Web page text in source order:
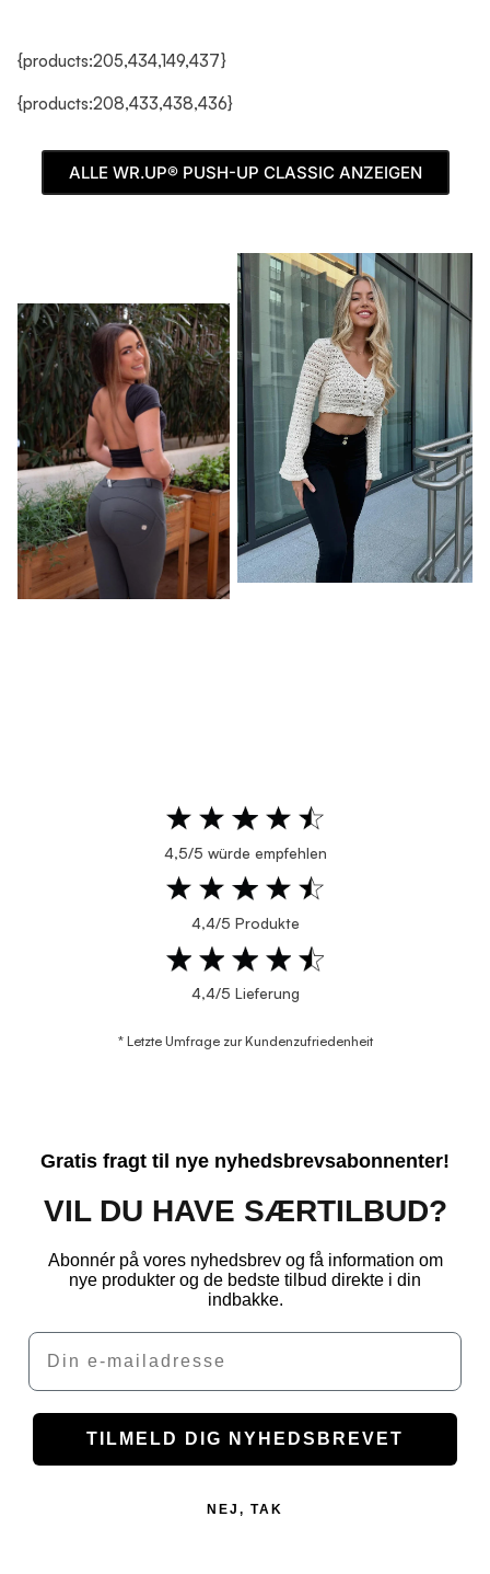
{products:205,434,149,437}
{products:208,433,438,436}
ALLE WR.UP® PUSH-UP CLASSIC ANZEIGEN
4,5/5 würde empfehlen
4,4/5 Produkte
4,4/5 Lieferung
* Letzte Umfrage zur Kundenzufriedenheit
Gratis fragt til nye nyhedsbrevsabonnenter!
VIL DU HAVE SÆRTILBUD?
Abonnér på vores nyhedsbrev og få information om
nye produkter og de bedste tilbud direkte i din
indbakke.
Email
TILMELD DIG NYHEDSBREVET
NEJ, TAK